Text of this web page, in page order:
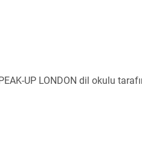
UP LONDON dil okulu